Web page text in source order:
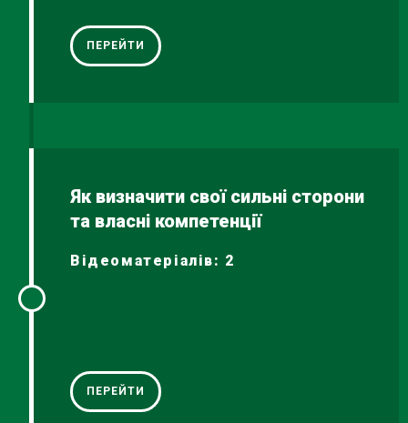
ПЕРЕЙТИ
Як визначити свої сильні сторони
та власні компетенції
Відеоматеріалів: 2
ПЕРЕЙТИ